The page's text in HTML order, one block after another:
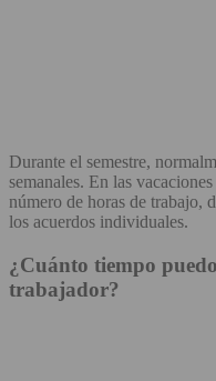
Durante el semestre,
semanales. En las
número de horas de trabajo,
los acuerdos individuales.
¿Cuánto tiempo
trabajador?